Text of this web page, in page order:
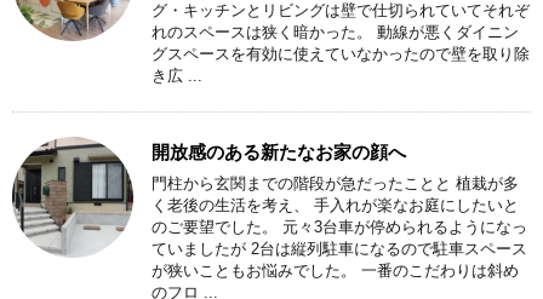
グ・キッチンとリビングは壁で仕切られていてそれぞ
れのスペースは狭く暗かった。 動線が悪くダイニン
グスペースを有効に使えていなかったので壁を取り除
き広 ...
開放感のある新たなお家の顔へ
門柱から玄関までの階段が急だったことと 植栽が多
く老後の生活を考え、 手入れが楽なお庭にしたいと
のご要望でした。 元々3台車が停められるようになっ
ていましたが 2台は縦列駐車になるので駐車スペース
が狭いこともお悩みでした。 一番のこだわりは斜め
のフロ ...